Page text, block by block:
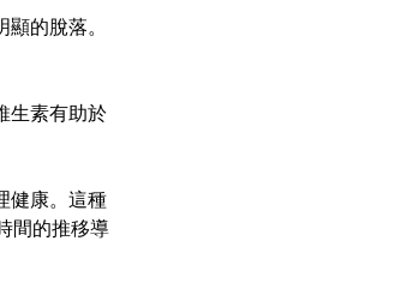
的脫落。
生素有助於
健康。這種
間的推移導